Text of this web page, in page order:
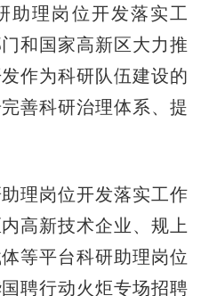
助理岗位开发落实工
和国家高新区大力推
作为科研队伍建设的
善科研治理体系、提
岗位开发落实工作
高新技术企业、规上
等平台科研助理岗位
聘行动火炬专场招聘